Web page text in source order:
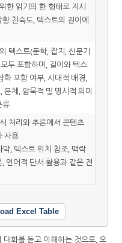
한 읽기의 한 형태로 지시
친숙도, 텍스트의 길이에
텍스트(문학, 잡지, 신문기
두 포함하며, 길이와 텍스
화 포함 여부, 시대적 배경,
문체, 암묵적 및 명시적 의미
류
처리와 추론에서 콘텐츠
사용
막, 텍스트 위치 참조, 맥락
언어적 단서 활용과 같은 전
Excel Table
화를 듣고 이해하는 것으로, 오